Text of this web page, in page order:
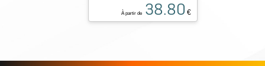
À partir de 38.80 €